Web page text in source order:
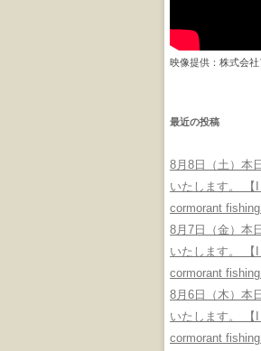
映像提供：株式会
最近の投稿
8月8日（土）本
いたします。 【
cormorant fishing
8月7日（金）本
いたします。 【
cormorant fishing
8月6日（木）本
いたします。 【
cormorant fishing